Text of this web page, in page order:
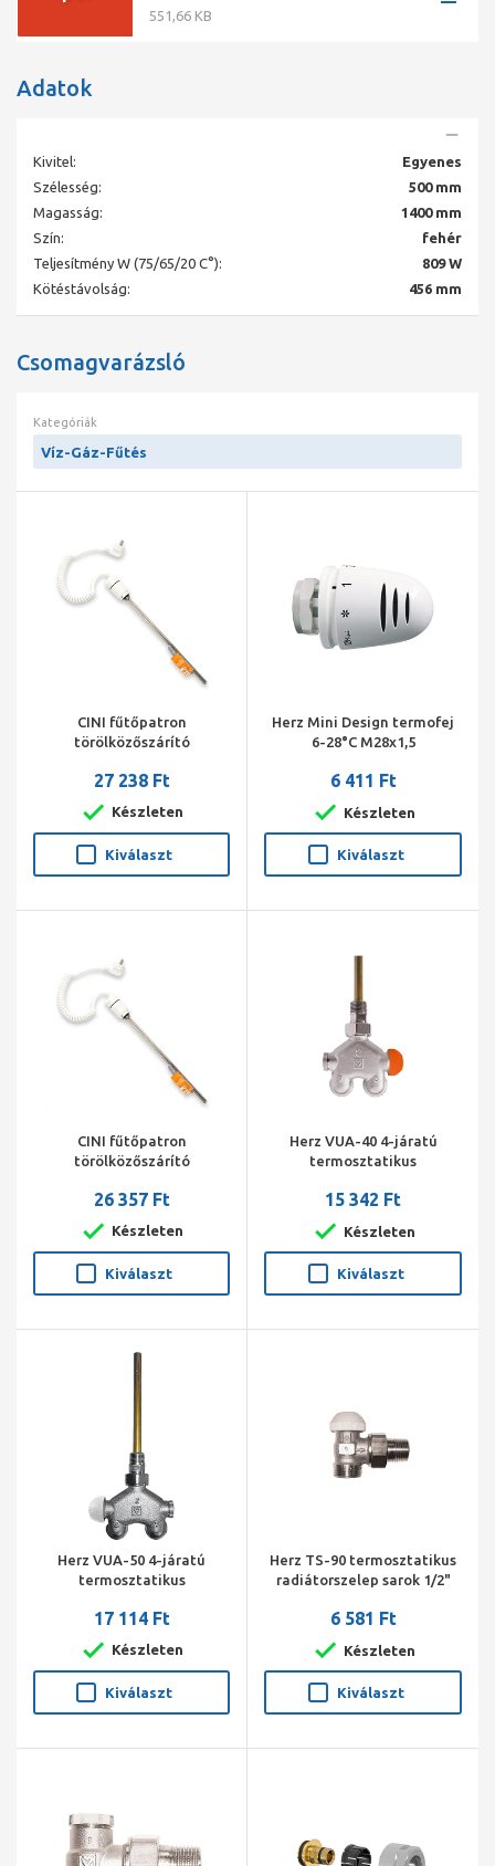
551,66 KB
Adatok
Kivitel:
Egyenes
Szélesség:
500 mm
Magasság:
1400 mm
Szín:
fehér
Teljesítmény W (75/65/20 C°):
809 W
Kötéstávolság:
456 mm
Csomagvarázsló
Kategóriák
Víz-Gáz-Fűtés
CINI fűtőpatron
törölközőszárító
27 238 Ft
Készleten
Kiválaszt
Herz Mini Design termofej
6-28°C M28x1,5
6 411 Ft
Készleten
Kiválaszt
CINI fűtőpatron
törölközőszárító
26 357 Ft
Készleten
Kiválaszt
Herz VUA-40 4-járatú
termosztatikus
150/11 kétcs.jobbos, 4 cm,
15 342 Ft
Készleten
Kiválaszt
Herz VUA-50 4-járatú
termosztatikus
290/11 kétcs.balos, 5 cm,
17 114 Ft
Készleten
Kiválaszt
Herz TS-90 termosztatikus
radiátorszelep sarok 1/2"
6 581 Ft
Készleten
Kiválaszt